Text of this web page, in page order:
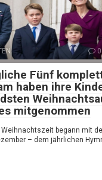
0
Fünf
haben ihre
mitgenommen
begann mit
– dem jährlichen